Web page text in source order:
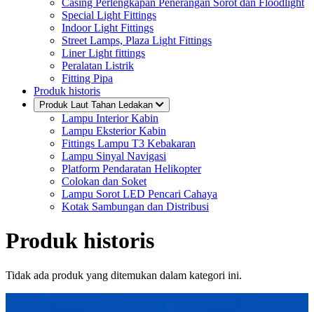
Casing Perlengkapan Penerangan Sorot dan Floodlight
Special Light Fittings
Indoor Light Fittings
Street Lamps, Plaza Light Fittings
Liner Light fittings
Peralatan Listrik
Fitting Pipa
Produk historis
Produk Laut Tahan Ledakan
Lampu Interior Kabin
Lampu Eksterior Kabin
Fittings Lampu T3 Kebakaran
Lampu Sinyal Navigasi
Platform Pendaratan Helikopter
Colokan dan Soket
Lampu Sorot LED Pencari Cahaya
Kotak Sambungan dan Distribusi
Produk historis
Tidak ada produk yang ditemukan dalam kategori ini.